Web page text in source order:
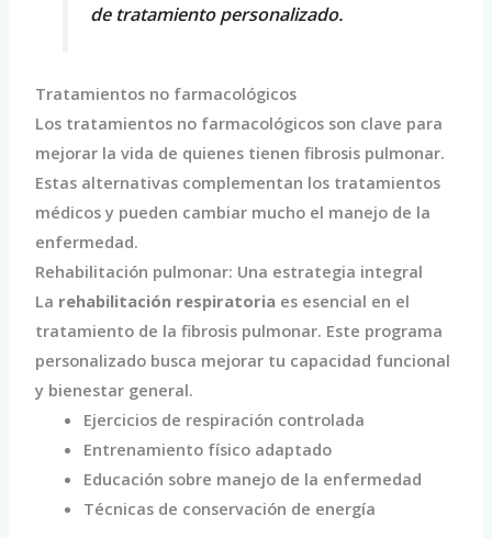
de tratamiento personalizado.
Tratamientos no farmacológicos
Los tratamientos no farmacológicos son clave para
mejorar la vida de quienes tienen fibrosis pulmonar.
Estas alternativas complementan los tratamientos
médicos y pueden cambiar mucho el manejo de la
enfermedad.
Rehabilitación pulmonar: Una estrategia integral
La rehabilitación respiratoria es esencial en el
tratamiento de la fibrosis pulmonar. Este programa
personalizado busca mejorar tu capacidad funcional
y bienestar general.
Ejercicios de respiración controlada
Entrenamiento físico adaptado
Educación sobre manejo de la enfermedad
Técnicas de conservación de energía